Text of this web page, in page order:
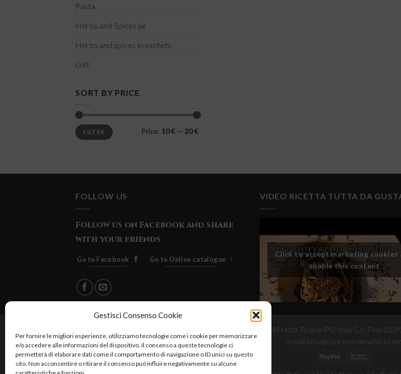
Gestisci Consenso Cookie
Per fornire le migliori esperienze, utilizziamo tecnologie come i cookie per memorizzare
e/o accedere alle informazioni del dispositivo. Il consenso a queste tecnologie ci
permetterà di elaborare dati come il comportamento di navigazione o ID unici su questo
sito. Non acconsentire o ritirare il consenso può influire negativamente su alcune
Pasta
Herbs and Spices jar
Herbs and spices in sachets
Gift
SORT BY PRICE
Min
price
Max
priceFILTER Price: 10 € — 20 €
FOLLOW US
Follow us on Facebook and share
with your friends
Go to Facebook Go to Online catalogue
VIDEO RICETTA TUTTA DA
Click to accept marketing cookies
enable this content
Cuore Verde Natura srls , via I°Maggio,25-06054.Fratta Todina-PG-Italy C.f.-
e.mail:info@cuoreverdenatura.com